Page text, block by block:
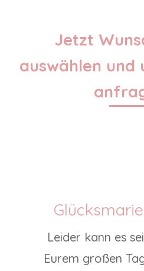
Jetzt
auswählen und
Leider kann es
Eurem großen